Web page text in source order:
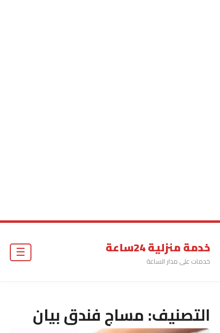
خدمة منزلية 24ساعة
خدمات على مدار الساعة
☰
التصنيف:مساج فندق بيان